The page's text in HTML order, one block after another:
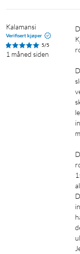
1 ×
9 × Klippeblad
1 ×
1 × Linseklut
Kalamansi
Verifisert kjøper
5/5
1 måned siden
Det er helt utrolig!